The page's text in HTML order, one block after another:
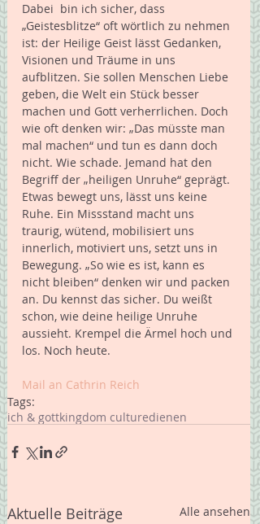
Dabei  bin ich sicher, dass
„Geistesblitze“ oft wörtlich zu nehmen
ist: der Heilige Geist lässt Gedanken,
Visionen und Träume in uns
aufblitzen. Sie sollen Menschen Liebe
geben, die Welt ein Stück besser
machen und Gott verherrlichen. Doch
wie oft denken wir: „Das müsste man
mal machen“ und tun es dann doch
nicht. Wie schade. Jemand hat den
Begriff der „heiligen Unruhe“ geprägt.
Etwas bewegt uns, lässt uns keine
Ruhe. Ein Missstand macht uns
traurig, wütend, mobilisiert uns
innerlich, motiviert uns, setzt uns in
Bewegung. „So wie es ist, kann es
nicht bleiben“ denken wir und packen
an. Du kennst das sicher. Du weißt
schon, wie deine heilige Unruhe
aussieht. Krempel die Ärmel hoch und
los. Noch heute.
Mail an Cathrin Reich
Tags:
ich & gottkingdom culturedienen
Aktuelle Beiträge Alle ansehen